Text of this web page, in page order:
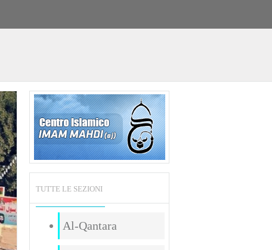
TUTTE LE SEZIONI
Al-Qantara